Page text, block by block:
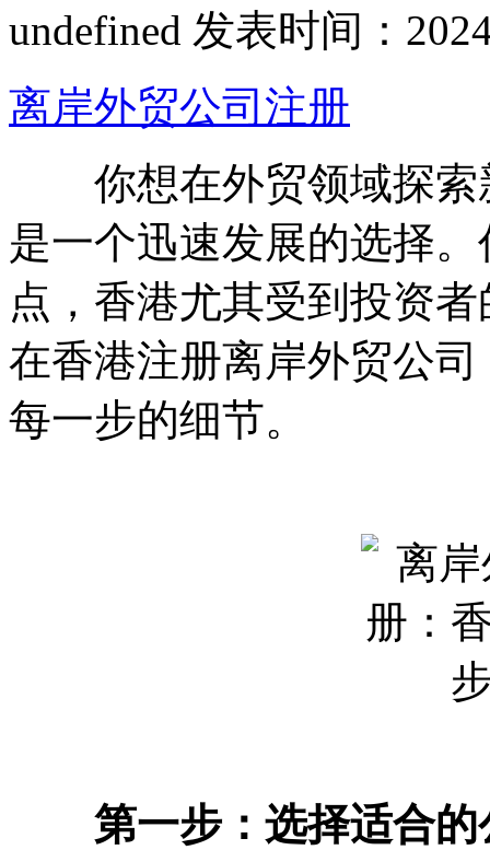
undefined 发表时间：
离岸外贸公司注册
你想在外贸领域探索
是一个迅速发展的选择
点，香港尤其受到投资
在香港注册离岸外贸公
每一步的细节。
第一步：选择适合的